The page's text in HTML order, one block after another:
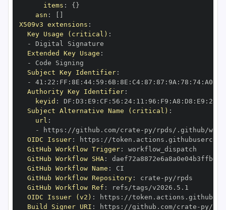
items : { }
asn :
X509v3 extensions :
Key Usage (critical) :
-
Extended Key Usage :
-
Subject Key Identifier:
-
41 : 22 : FF : 8E : 44: 59 : 6B: 8E : C4: 87 : 87 : 9A : 78 : 74: A0
Authority Key Identifier:
keyid : DF : D3 : E9 : CF : 56 : 24: 11 : 96 : F9 : A8 : D8 : E9 : 28
Subject Alternative Name (critical) :
url :
-
https : //github.com/crate -
OIDC Issuer: https :
GitHub Workflow Trigger:
GitHub Workflow SHA:
GitHub Workflow Name :
GitHub Workflow Repository: crate -
GitHub Workflow Ref :
OIDC Issuer (v2) : https :
Build Signer URI : https : //github.com/crate -